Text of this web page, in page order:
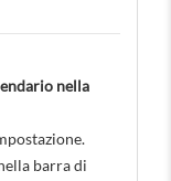
nella
barra di